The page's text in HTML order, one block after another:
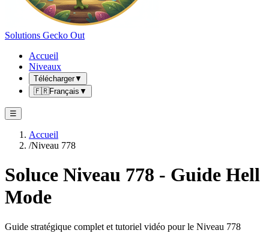
Solutions Gecko Out
Accueil
Niveaux
Télécharger▼
🇫🇷Français ▼
☰
Accueil
/Niveau 778
Soluce Niveau 778 - Guide Hell
Mode
Guide stratégique complet et tutoriel vidéo pour le Niveau 778